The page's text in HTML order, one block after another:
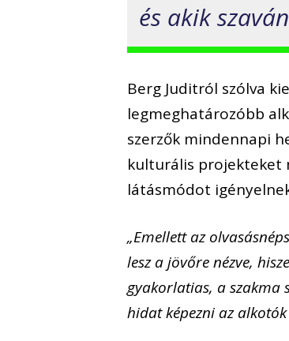
és akik
Berg Juditról szólva
legmeghatározóbb
szerzők mindennapi
kulturális projekteket
látásmódot
„Emellett az
lesz a jövőre nézve,
gyakorlatias, a szakma
hidat képezni az